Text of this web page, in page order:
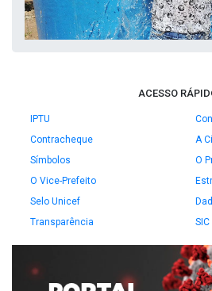
ACESSO
IPTU
Contracheque
A
Símbolos
O
O Vice-Prefeito
Selo Unicef
Transparência
SIC